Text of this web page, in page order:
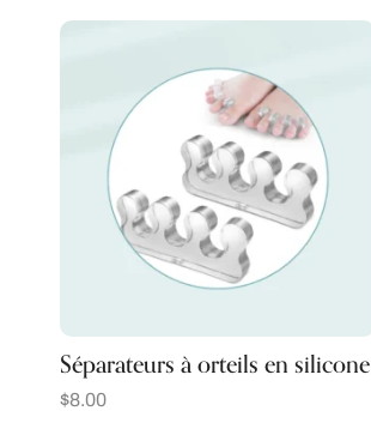
Séparateurs à orteils en silicone
$8.00